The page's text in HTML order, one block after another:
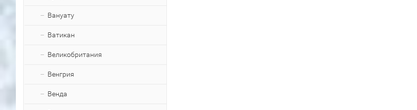
Вануату
Ватикан
Великобритания
Венгрия
Венда